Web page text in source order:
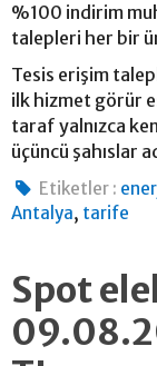
%100 indirim
talepleri her bir
Tesis erişim
ilk hizmet görür
taraf yalnızca
üçüncü şahıslar
Etiketler :
Antalya, tarife
Spot